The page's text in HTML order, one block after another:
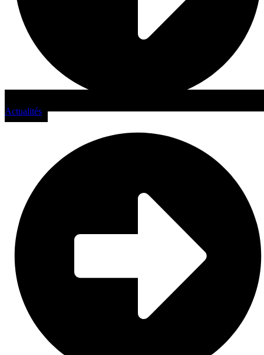
Actualités